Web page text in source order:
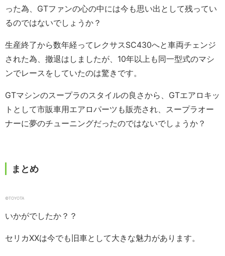
った為、GTファンの心の中には今も思い出として残ってい
るのではないでしょうか？
生産終了から数年経ってレクサスSC430へと車両チェンジ
された為、撤退はしましたが、10年以上も同一型式のマシ
ンでレースをしていたのは驚きです。
GTマシンのスープラのスタイルの良さから、GTエアロキッ
トとして市販車用エアロパーツも販売され、スープラオー
ナーに夢のチューニングだったのではないでしょうか？
まとめ
©TOYOTA
いかがでしたか？？
セリカXXは今でも旧車として大きな魅力があります。